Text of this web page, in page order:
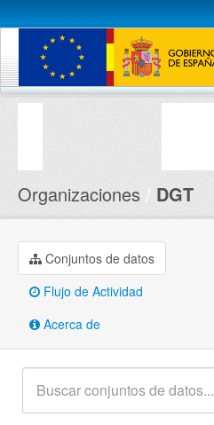
Conjuntos de datos
Organizaciones DGT
Conjuntos de datos
Flujo de Actividad
Acerca de